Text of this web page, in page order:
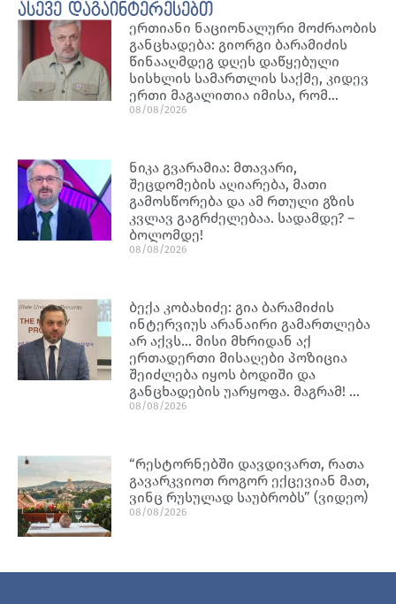
ასევე დაგაინტერესებთ
ერთიანი ნაციონალური მოძრაობის
განცხადება: გიორგი ბარამიძის
წინააღმდეგ დღეს დაწყებული
სისხლის სამართლის საქმე, კიდევ
ერთი მაგალითია იმისა, რომ…
08/08/2026
ნიკა გვარამია: მთავარი,
შეცდომების აღიარება, მათი
გამოსწორება და ამ რთული გზის
კვლავ გაგრძელებაა. სადამდე? –
ბოლომდე!
08/08/2026
ბექა კობახიძე: გია ბარამიძის
ინტერვიუს არანაირი გამართლება
არ აქვს… მისი მხრიდან აქ
ერთადერთი მისაღები პოზიცია
შეიძლება იყოს ბოდიში და
განცხადების უარყოფა. მაგრამ! …
08/08/2026
“რესტორნებში დავდივართ, რათა
გავარკვიოთ როგორ ექცევიან მათ,
ვინც რუსულად საუბრობს” (ვიდეო)
08/08/2026